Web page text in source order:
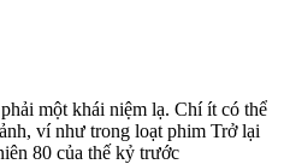
một khái niệm lạ. Chí ít có thể
ví như trong loạt phim Trở lại
80 của thế kỷ trước